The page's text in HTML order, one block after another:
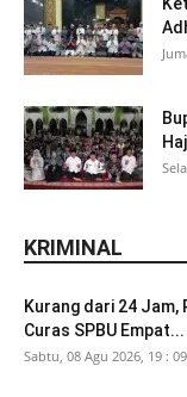
KRIMINAL
Kurang dari 24 Jam,
Curas SPBU Empat...
Sabtu, 08 Agu 2026, 19 : 09